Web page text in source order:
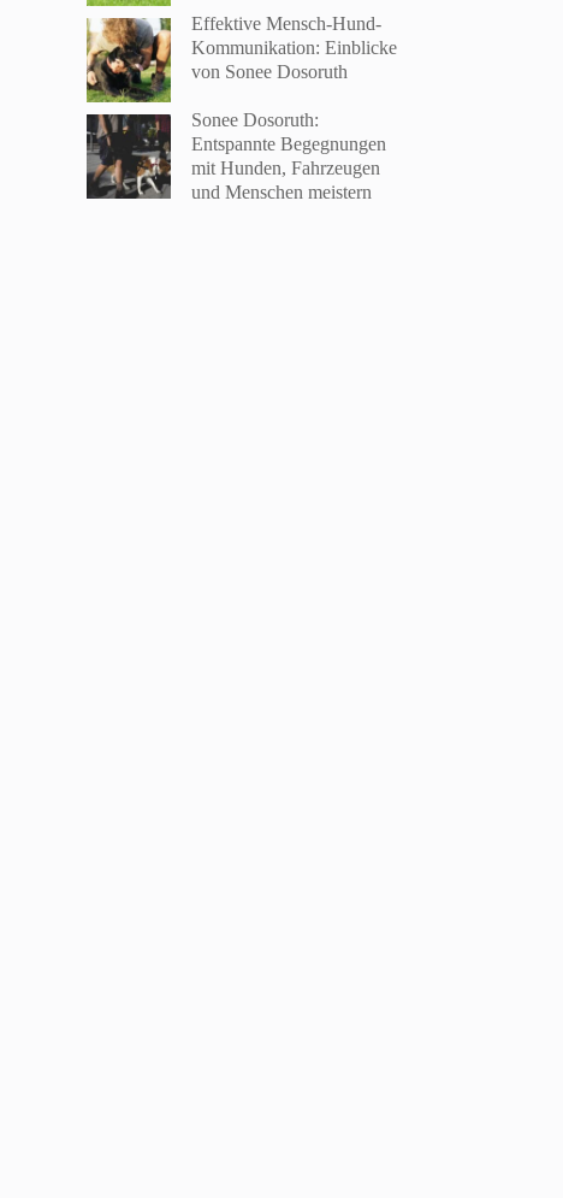
Effektive Mensch-Hund-
Kommunikation: Einblicke
von Sonee Dosoruth
Sonee Dosoruth:
Entspannte Begegnungen
mit Hunden, Fahrzeugen
und Menschen meistern